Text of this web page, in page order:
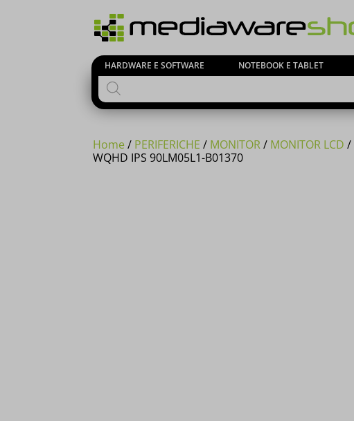
HARDWARE E SOFTWARE NOTEBOOK E TABLET
Products
search
Home / PERIFERICHE / MONITOR/ MONITOR LCD /
WQHD IPS 90LM05L1-B01370